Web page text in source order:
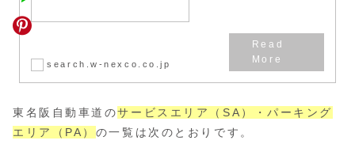
search.w-nexco.co.jp
東名阪自動車道のサービスエリア（SA）・パーキング
エリア（PA） の一覧は次のとおりです。